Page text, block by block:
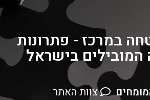
במרכז - פתרונות
בישראל
צוות האתר